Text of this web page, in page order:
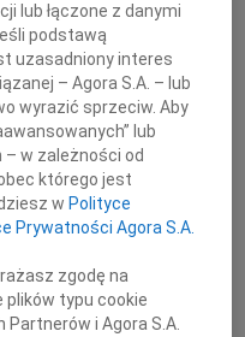
członkowi Rady Nadzorczej
szczerego współczucia
z powodu śmierci
Męża
lub łączone z danymi
podstawą
uzasadniony interes
– Agora S.A. – lub
wyrazić sprzeciw. Aby
lub
w zależności od
którego jest
w Polityce
Prywatności Agora S.A.
zgodę na
typu cookie
Partnerów i Agora S.A.